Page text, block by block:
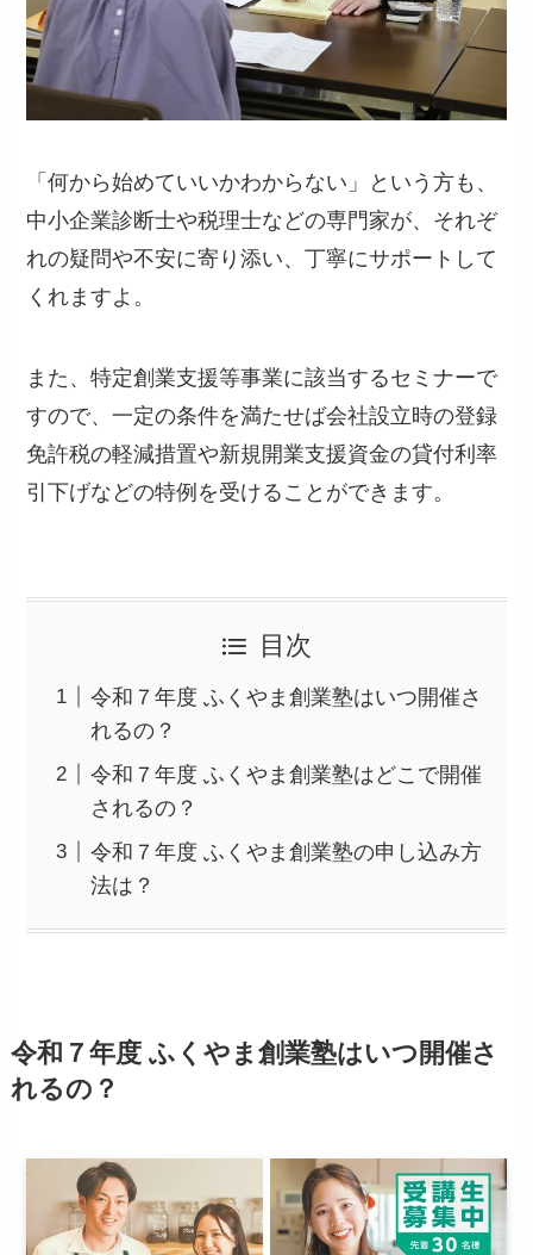
「何から始めていいかわからない」という方も、
中小企業診断士や税理士などの専門家が、それぞ
れの疑問や不安に寄り添い、丁寧にサポートして
くれますよ。
また、特定創業支援等事業に該当するセミナーで
すので、一定の条件を満たせば会社設立時の登録
免許税の軽減措置や新規開業支援資金の貸付利率
引下げなどの特例を受けることができます。
目次
令和７年度 ふくやま創業塾はいつ開催さ
れるの？
令和７年度 ふくやま創業塾はどこで開催
されるの？
令和７年度 ふくやま創業塾の申し込み方
法は？
令和７年度 ふくやま創業塾はいつ開催さ
れるの？